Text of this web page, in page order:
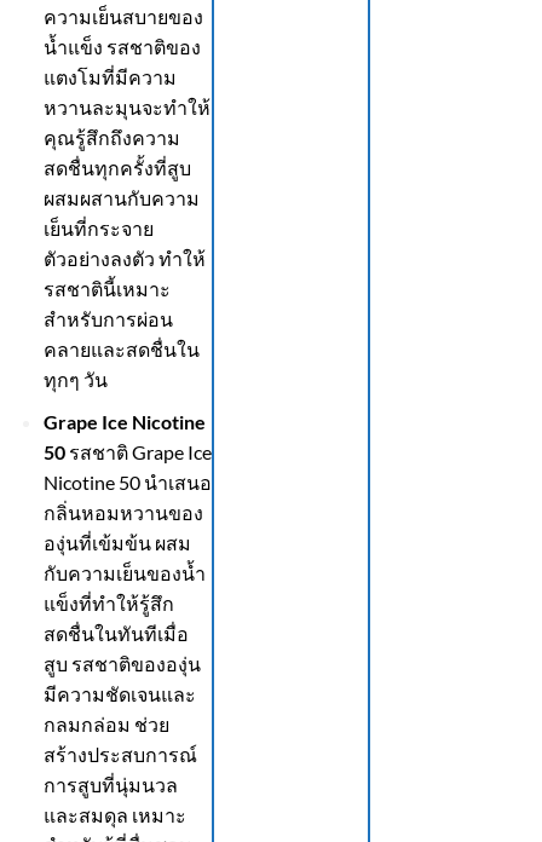
ความเย็นสบายของ
น้ำแข็ง รสชาติของ
แตงโมที่มีความ
หวานละมุนจะทำให้
คุณรู้สึกถึงความ
สดชื่นทุกครั้งที่สูบ
ผสมผสานกับความ
เย็นที่กระจาย
ตัวอย่างลงตัว ทำให้
รสชาตินี้เหมาะ
สำหรับการผ่อน
คลายและสดชื่นใน
ทุกๆ วัน
Grape Ice Nicotine
50รสชาติ Grape Ice
Nicotine 50 นำเสนอ
กลิ่นหอมหวานของ
องุ่นที่เข้มข้น ผสม
กับความเย็นของน้ำ
แข็งที่ทำให้รู้สึก
สดชื่นในทันทีเมื่อ
สูบ รสชาติขององุ่น
มีความชัดเจนและ
กลมกล่อม ช่วย
สร้างประสบการณ์
การสูบที่นุ่มนวล
และสมดุล เหมาะ